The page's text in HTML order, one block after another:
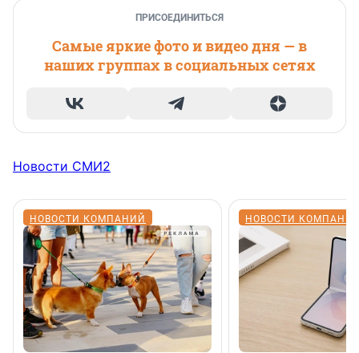
ПРИСОЕДИНИТЬСЯ
Самые яркие фото и видео дня — в
наших группах в социальных сетях
Новости СМИ2
НОВОСТИ КОМПАНИЙ НОВОСТИ